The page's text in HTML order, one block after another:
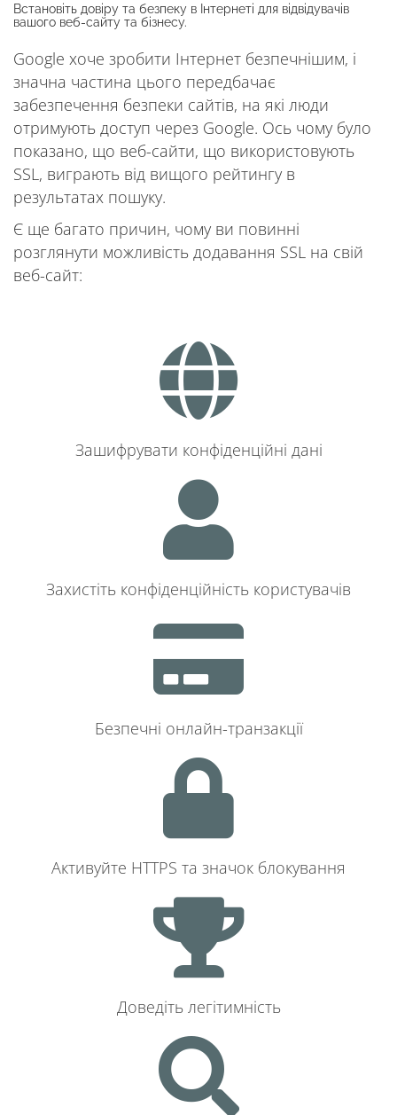
Встановіть довіру та безпеку в Інтернеті для відвідувачів
вашого веб-сайту та бізнесу.
Google хоче зробити Інтернет безпечнішим, і
значна частина цього передбачає
забезпечення безпеки сайтів, на які люди
отримують доступ через Google. Ось чому було
показано, що веб-сайти, що використовують
SSL, виграють від вищого рейтингу в
результатах пошуку.
Є ще багато причин, чому ви повинні
розглянути можливість додавання SSL на свій
веб-сайт:
Зашифрувати конфіденційні дані
Захистіть конфіденційність користувачів
Безпечні онлайн-транзакції
Активуйте HTTPS та значок блокування
Доведіть легітимність